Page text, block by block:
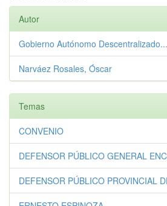
Autor
Gobierno Autónomo Descentralizado...
Narváez Rosales, Óscar
Temas
CONVENIO
DEFENSOR PÚBLICO GENERAL
DEFENSOR PÚBLICO PROVINCIAL